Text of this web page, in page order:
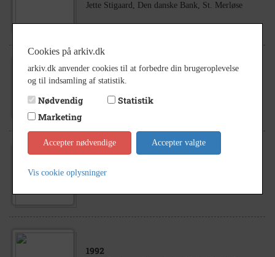
Jette Stigaard, Den danske Bank, St. Merløse
1992
Birthe Bjerre, Den danske Bank, St. Merløse
1992
Cookies på arkiv.dk
arkiv.dk anvender cookies til at forbedre din brugeroplevelse
og til indsamling af statistik.
Nødvendig
Statistik
Marketing
Accepter nødvendige Accepter valgte
Vis cookie oplysninger